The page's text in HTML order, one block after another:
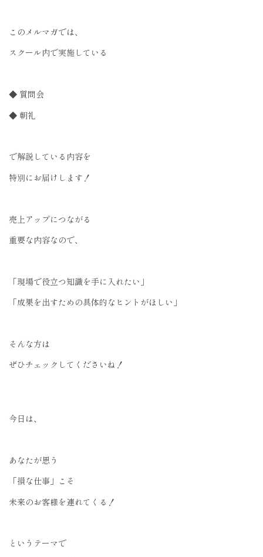
このメルマガでは、
スクール内で実施している
◆ 質問会
◆ 朝礼
で解説している内容を
特別にお届けします！
売上アップにつながる
重要な内容なので、
「現場で役立つ知識を手に入れたい」
「成果を出すための具体的なヒントがほしい」
そんな方は
ぜひチェックしてくださいね！
今日は、
あなたが思う
「損な仕事」こそ
未来のお客様を連れてくる！
というテーマで